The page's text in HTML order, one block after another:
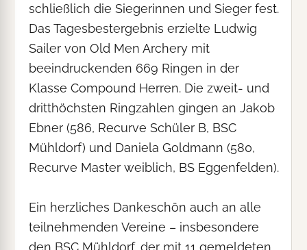
schließlich die Siegerinnen und Sieger fest.
Das Tagesbestergebnis erzielte Ludwig
Sailer von Old Men Archery mit
beeindruckenden 669 Ringen in der
Klasse Compound Herren. Die zweit- und
dritthöchsten Ringzahlen gingen an Jakob
Ebner (586, Recurve Schüler B, BSC
Mühldorf) und Daniela Goldmann (580,
Recurve Master weiblich, BS Eggenfelden).
Ein herzliches Dankeschön auch an alle
teilnehmenden Vereine – insbesondere
den BSC Mühldorf, der mit 11 gemeldeten